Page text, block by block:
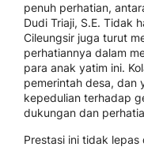
penuh perhatian,
Dudi Triaji, S.E. Tidak
Cileungsir juga turut
perhatiannya dalam
para anak yatim ini.
pemerintah desa, dan
kepedulian terhadap
dukungan dan
Prestasi ini tidak